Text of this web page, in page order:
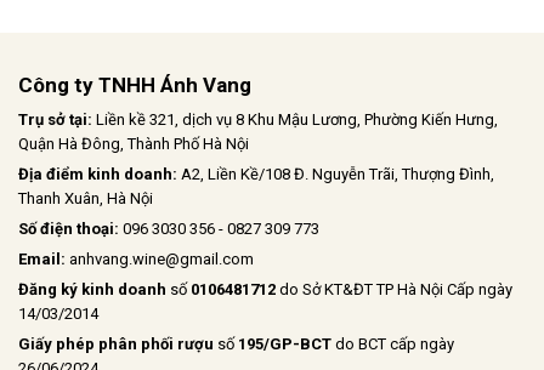
Công ty TNHH Ánh Vang
Trụ sở tại: Liền kề 321, dịch vụ 8 Khu Mậu Lương, Phường Kiến Hưng,
Quận Hà Đông, Thành Phố Hà Nội
Địa điểm kinh doanh: A2, Liền Kề/108 Đ. Nguyễn Trãi, Thượng Đình,
Thanh Xuân, Hà Nội
Số điện thoại: 096 3030 356 - 0827 309 773
Email: anhvang.wine@gmail.com
Đăng ký kinh doanh số 0106481712 do Sở KT&ĐT TP Hà Nội Cấp ngày
14/03/2014
Giấy phép phân phối rượu số 195/GP-BCT do BCT cấp ngày